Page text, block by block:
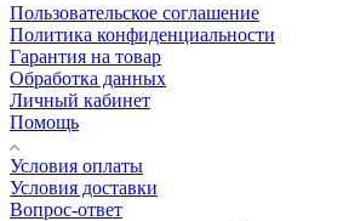
Пользовательское соглашение
Политика конфиденциальности
Гарантия на товар
Обработка данных
Личный кабинет
Помощь
Условия оплаты
Условия доставки
Вопрос-ответ